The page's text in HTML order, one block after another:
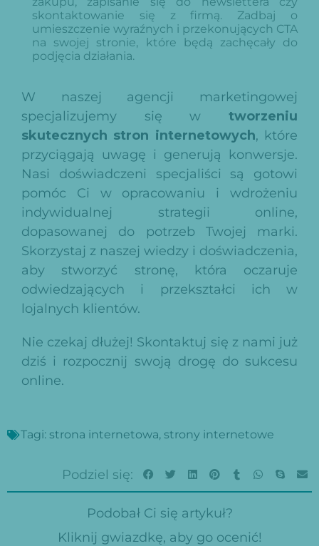
skontaktowanie się z firmą. Zadbaj o
umieszczenie wyraźnych i przekonujących CTA
na swojej stronie, które będą zachęcały do
podjęcia działania.
W naszej agencji marketingowej
specjalizujemy się w tworzeniu
skutecznych stron internetowych, które
przyciągają uwagę i generują konwersje.
Nasi doświadczeni specjaliści są gotowi
pomóc Ci w opracowaniu i wdrożeniu
indywidualnej strategii online,
dopasowanej do potrzeb Twojej marki.
Skorzystaj z naszej wiedzy i doświadczenia,
aby stworzyć stronę, która oczaruje
odwiedzających i przekształci ich w
lojalnych klientów.
Nie czekaj dłużej! Skontaktuj się z nami już
dziś i rozpocznij swoją drogę do sukcesu
online.
Tagi: strona internetowa, strony internetowe
Podziel się:
Podobał Ci się artykuł?
Kliknij gwiazdkę, aby go ocenić!